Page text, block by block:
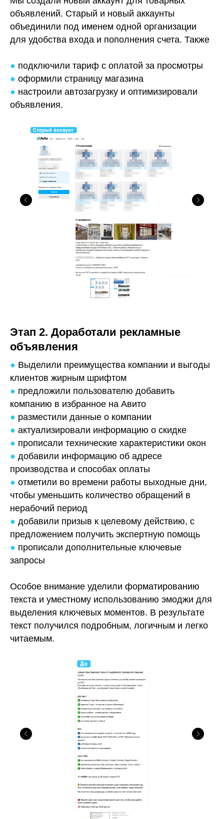
объявлений. Старый и новый аккаунты
объединили под именем одной организации
для удобства входа и пополнения счета. Также
● подключили тариф с оплатой за просмотры
● оформили страницу магазина
● настроили автозагрузку и оптимизировали
объявления.
Этап 2. Доработали рекламные
объявления
● Выделили преимущества компании и выгоды
клиентов жирным шрифтом
● предложили пользователю добавить
компанию в избранное на Авито
● разместили данные о компании
● актуализировали информацию о скидке
● прописали технические характеристики окон
● добавили информацию об адресе
производства и способах оплаты
● отметили во времени работы выходные дни,
чтобы уменьшить количество обращений в
нерабочий период
● добавили призыв к целевому действию, с
предложением получить экспертную помощь
● прописали дополнительные ключевые
запросы
Особое внимание уделили форматированию
текста и уместному использованию эмоджи для
выделения ключевых моментов. В результате
текст получился подробным, логичным и легко
читаемым.